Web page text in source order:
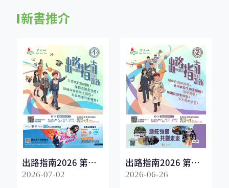
新書推介
出路指南2026 第一
冊
2026-07-02
出路指南2026 第二
冊
2026-06-26